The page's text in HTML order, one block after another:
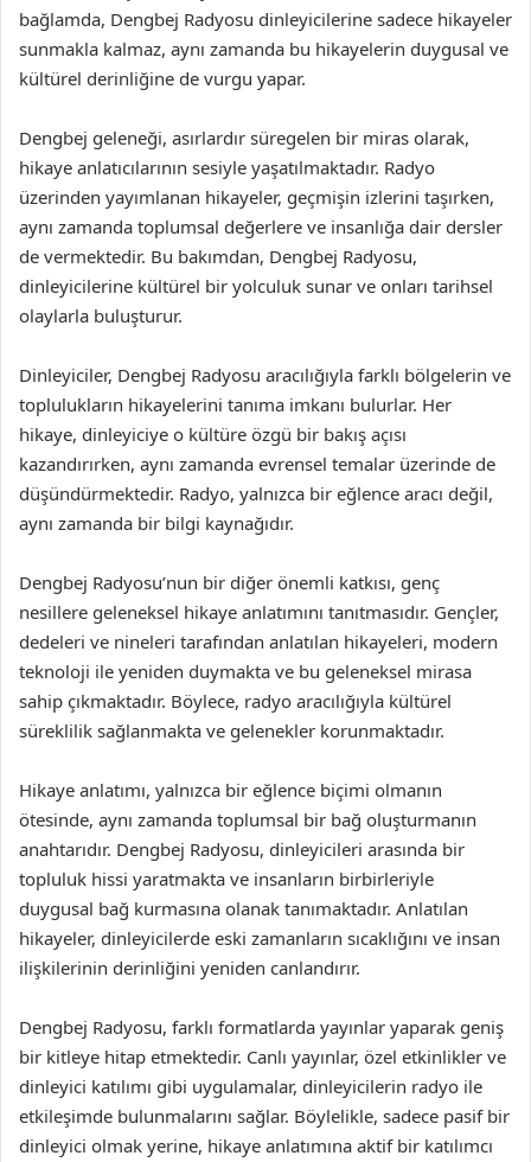
bağlamda, Dengbej Radyosu dinleyicilerine sadece hikayeler
sunmakla kalmaz, aynı zamanda bu hikayelerin duygusal ve
kültürel derinliğine de vurgu yapar.
Dengbej geleneği, asırlardır süregelen bir miras olarak,
hikaye anlatıcılarının sesiyle yaşatılmaktadır. Radyo
üzerinden yayımlanan hikayeler, geçmişin izlerini taşırken,
aynı zamanda toplumsal değerlere ve insanlığa dair dersler
de vermektedir. Bu bakımdan, Dengbej Radyosu,
dinleyicilerine kültürel bir yolculuk sunar ve onları tarihsel
olaylarla buluşturur.
Dinleyiciler, Dengbej Radyosu aracılığıyla farklı bölgelerin ve
toplulukların hikayelerini tanıma imkanı bulurlar. Her
hikaye, dinleyiciye o kültüre özgü bir bakış açısı
kazandırırken, aynı zamanda evrensel temalar üzerinde de
düşündürmektedir. Radyo, yalnızca bir eğlence aracı değil,
aynı zamanda bir bilgi kaynağıdır.
Dengbej Radyosu’nun bir diğer önemli katkısı, genç
nesillere geleneksel hikaye anlatımını tanıtmasıdır. Gençler,
dedeleri ve nineleri tarafından anlatılan hikayeleri, modern
teknoloji ile yeniden duymakta ve bu geleneksel mirasa
sahip çıkmaktadır. Böylece, radyo aracılığıyla kültürel
süreklilik sağlanmakta ve gelenekler korunmaktadır.
Hikaye anlatımı, yalnızca bir eğlence biçimi olmanın
ötesinde, aynı zamanda toplumsal bir bağ oluşturmanın
anahtarıdır. Dengbej Radyosu, dinleyicileri arasında bir
topluluk hissi yaratmakta ve insanların birbirleriyle
duygusal bağ kurmasına olanak tanımaktadır. Anlatılan
hikayeler, dinleyicilerde eski zamanların sıcaklığını ve insan
ilişkilerinin derinliğini yeniden canlandırır.
Dengbej Radyosu, farklı formatlarda yayınlar yaparak geniş
bir kitleye hitap etmektedir. Canlı yayınlar, özel etkinlikler ve
dinleyici katılımı gibi uygulamalar, dinleyicilerin radyo ile
etkileşimde bulunmalarını sağlar. Böylelikle, sadece pasif bir
dinleyici olmak yerine, hikaye anlatımına aktif bir katılımcı